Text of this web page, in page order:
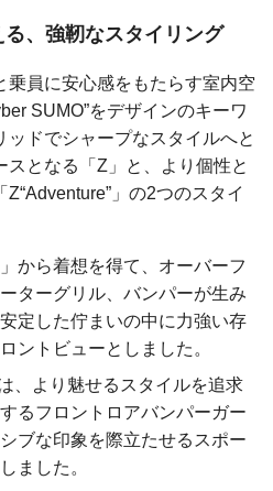
、強靭なスタイリング
乗員に安心感をもたらす室内空
SUMO”をデザインのキーワ
ッドでシャープなスタイルへと
スとなる「Z」と、より個性と
」の2つのスタイ
から着想を得て、オーバーフ
ターグリル、バンパーが生み
定した佇まいの中に力強い存
ントビューとしました。
は、より魅せるスタイルを追求
るフロントロアバンパーガー
ブな印象を際立たせるスポー
ました。